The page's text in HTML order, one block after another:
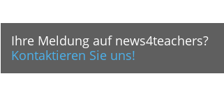
Ihre Meldung auf news4teachers?
Kontaktieren Sie uns!